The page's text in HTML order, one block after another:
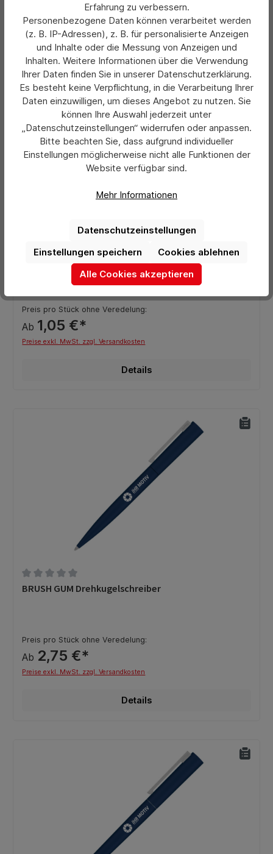
Preise exkl. MwSt. zzgl. Versandkosten
Details
Durchschnittliche Bewertung von 0 von 5 Sternen
VANE KG GUM Drehkugelschreiber
Preis pro Stück ohne Veredelung:
Ab 1,05 €*
Preise exkl. MwSt. zzgl. Versandkosten
Details
Durchschnittliche Bewertung von 0 von 5 Sternen
BRUSH GUM Drehkugelschreiber
Preis pro Stück ohne Veredelung:
Ab 2,75 €*
Preise exkl. MwSt. zzgl. Versandkosten
Details
Erfahrung zu verbessern.
Personenbezogene Daten können verarbeitet werden
(z. B. IP-Adressen), z. B. für personalisierte Anzeigen
und Inhalte oder die Messung von Anzeigen und
Inhalten. Weitere Informationen über die Verwendung
Ihrer Daten finden Sie in unserer Datenschutzerklärung.
Es besteht keine Verpflichtung, in die Verarbeitung Ihrer
Daten einzuwilligen, um dieses Angebot zu nutzen. Sie
können Ihre Auswahl jederzeit unter
„Datenschutzeinstellungen“ widerrufen oder anpassen.
Bitte beachten Sie, dass aufgrund individueller
Einstellungen möglicherweise nicht alle Funktionen der
Website verfügbar sind.
Mehr Informationen
Datenschutzeinstellungen
Cookies ablehnen
Einstellungen speichern
Alle Cookies akzeptieren